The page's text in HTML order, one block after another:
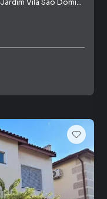
Jardim Vila São Domingos